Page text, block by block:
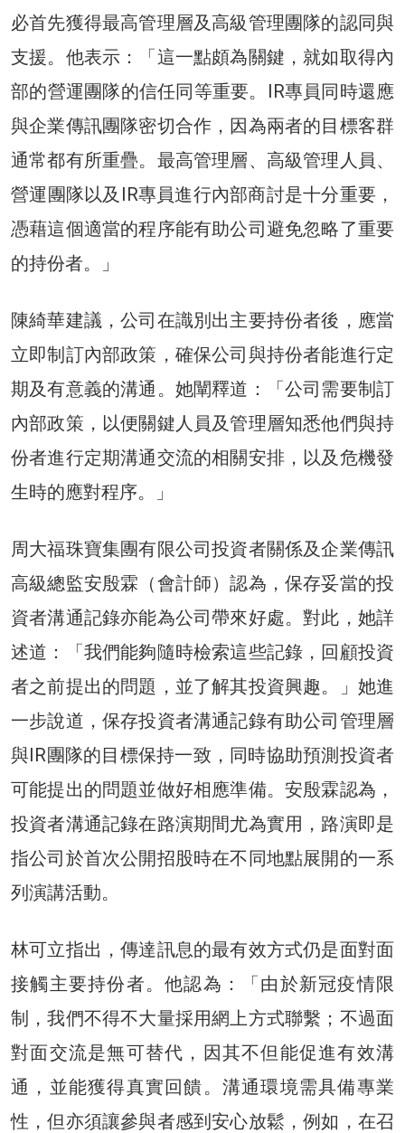
必首先獲得最高管理層及高級管理團隊的認同與
支援。他表示：「這一點頗為關鍵，就如取得內
部的營運團隊的信任同等重要。IR專員同時還應
與企業傳訊團隊密切合作，因為兩者的目標客群
通常都有所重疊。最高管理層、高級管理人員、
營運團隊以及IR專員進行內部商討是十分重要，
憑藉這個適當的程序能有助公司避免忽略了重要
的持份者。」
陳綺華建議，公司在識別出主要持份者後，應當
立即制訂內部政策，確保公司與持份者能進行定
期及有意義的溝通。她闡釋道：「公司需要制訂
內部政策，以便關鍵人員及管理層知悉他們與持
份者進行定期溝通交流的相關安排，以及危機發
生時的應對程序。」
周大福珠寶集團有限公司投資者關係及企業傳訊
高級總監安殷霖（會計師）認為，保存妥當的投
資者溝通記錄亦能為公司帶來好處。對此，她詳
述道：「我們能夠隨時檢索這些記錄，回顧投資
者之前提出的問題，並了解其投資興趣。」她進
一步說道，保存投資者溝通記錄有助公司管理層
與IR團隊的目標保持一致，同時協助預測投資者
可能提出的問題並做好相應準備。安殷霖認為，
投資者溝通記錄在路演期間尤為實用，路演即是
指公司於首次公開招股時在不同地點展開的一系
列演講活動。
林可立指出，傳達訊息的最有效方式仍是面對面
接觸主要持份者。他認為：「由於新冠疫情限
制，我們不得不大量採用網上方式聯繫；不過面
對面交流是無可替代，因其不但能促進有效溝
通，並能獲得真實回饋。溝通環境需具備專業
性，但亦須讓參與者感到安心放鬆，例如，在召